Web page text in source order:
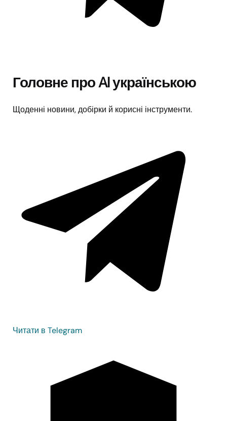
Головне про AI українською
Щоденні новини, добірки й корисні інструменти.
Читати в Telegram